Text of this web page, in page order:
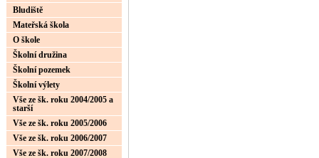
Bludiště
Mateřská škola
O škole
Školní družina
Školní pozemek
Školní výlety
Vše ze šk. roku 2004/2005 a
starší
Vše ze šk. roku 2005/2006
Vše ze šk. roku 2006/2007
Vše ze šk. roku 2007/2008